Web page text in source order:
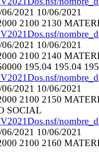
2021 10/06/2021
2100 2130
2021 10/06/2021
2100 2140
195.04 195.04
2021 10/06/2021
2100 2150
SOCIAL
2021 10/06/2021
2100 2160